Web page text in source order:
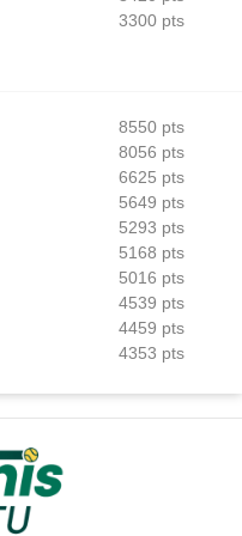
3300 pts
8550 pts
8056 pts
6625 pts
5649 pts
5293 pts
5168 pts
5016 pts
4539 pts
4459 pts
4353 pts